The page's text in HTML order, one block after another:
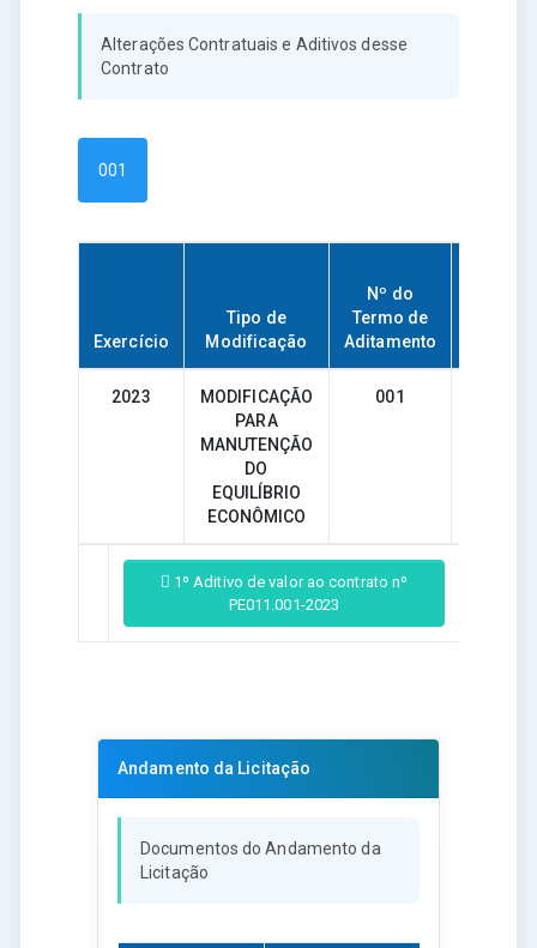
Alterações Contratuais e Aditivos desse
Contrato
001
Exercício
Tipo de
Modificação
Nº do
Termo de
Aditamento
2023
MODIFICAÇÃO
PARA
MANUTENÇÃO
DO
EQUILÍBRIO
ECONÔMICO
001
1º Aditivo de valor ao contrato nº
PE011.001-2023
Andamento da Licitação
Documentos do Andamento da
Licitação